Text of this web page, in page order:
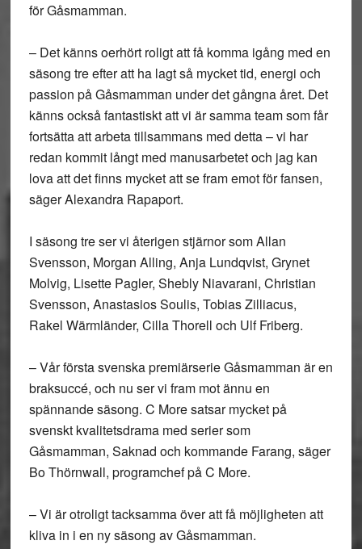
för Gåsmamman.
– Det känns oerhört roligt att få komma igång med en
säsong tre efter att ha lagt så mycket tid, energi och
passion på Gåsmamman under det gångna året. Det
känns också fantastiskt att vi är samma team som får
fortsätta att arbeta tillsammans med detta – vi har
redan kommit långt med manusarbetet och jag kan
lova att det finns mycket att se fram emot för fansen,
säger Alexandra Rapaport.
I säsong tre ser vi återigen stjärnor som Allan
Svensson, Morgan Alling, Anja Lundqvist, Grynet
Molvig, Lisette Pagler, Shebly Niavarani, Christian
Svensson, Anastasios Soulis, Tobias Zilliacus,
Rakel Wärmländer, Cilla Thorell och Ulf Friberg.
– Vår första svenska premiärserie Gåsmamman är en
braksuccé, och nu ser vi fram mot ännu en
spännande säsong. C More satsar mycket på
svenskt kvalitetsdrama med serier som
Gåsmamman, Saknad och kommande Farang, säger
Bo Thörnwall, programchef på C More.
– Vi är otroligt tacksamma över att få möjligheten att
kliva in i en ny säsong av Gåsmamman.